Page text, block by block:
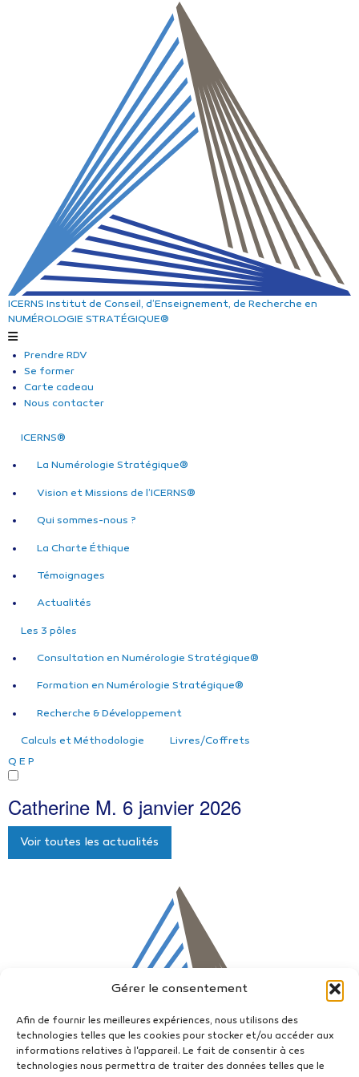
Gérer le consentement
Afin de fournir les meilleures expériences, nous utilisons des
technologies telles que les cookies pour stocker et/ou accéder aux
informations relatives à l'appareil. Le fait de consentir à ces
technologies nous permettra de traiter des données telles que le
ICERNS Institut de Conseil, d’Enseignement, de Recherche en
NUMÉROLOGIE STRATÉGIQUE®
Prendre RDV
Se former
Carte cadeau
Nous contacter
ICERNS®
La Numérologie Stratégique®
Vision et Missions de l’ICERNS®
Qui sommes-nous ?
La Charte Éthique
Témoignages
Actualités
Les 3 pôles
Consultation en Numérologie Stratégique®
Formation en Numérologie Stratégique®
Recherche & Développement
Calculs et Méthodologie
Livres/Coffrets
Q E P
Catherine M. 6 janvier 2026
Voir toutes les actualités